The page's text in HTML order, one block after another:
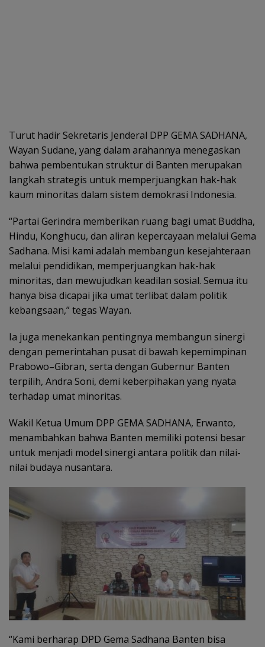
Turut hadir Sekretaris Jenderal DPP GEMA SADHANA,
Wayan Sudane, yang dalam arahannya menegaskan
bahwa pembentukan struktur di Banten merupakan
langkah strategis untuk memperjuangkan hak-hak
kaum minoritas dalam sistem demokrasi Indonesia.
“Partai Gerindra memberikan ruang bagi umat Buddha,
Hindu, Konghucu, dan aliran kepercayaan melalui Gema
Sadhana. Misi kami adalah membangun kesejahteraan
melalui pendidikan, memperjuangkan hak-hak
minoritas, dan mewujudkan keadilan sosial. Semua itu
hanya bisa dicapai jika umat terlibat dalam politik
kebangsaan,” tegas Wayan.
Ia juga menekankan pentingnya membangun sinergi
dengan pemerintahan pusat di bawah kepemimpinan
Prabowo–Gibran, serta dengan Gubernur Banten
terpilih, Andra Soni, demi keberpihakan yang nyata
terhadap umat minoritas.
Wakil Ketua Umum DPP GEMA SADHANA, Erwanto,
menambahkan bahwa Banten memiliki potensi besar
untuk menjadi model sinergi antara politik dan nilai-
nilai budaya nusantara.
“Kami berharap DPD Gema Sadhana Banten bisa